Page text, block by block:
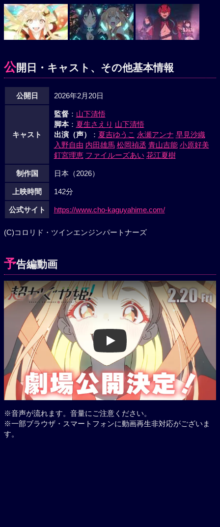
公開日・キャスト、その他基本情報
公開日 2026年2月20日
キャスト
監督： 山下清悟
脚本： 夏生さえり 山下清悟
出演（声）
： 夏吉ゆうこ 永瀬アンナ 早見沙織
入野自由 内田雄馬 松岡禎丞 青山吉能 小原好美
釘宮理恵 ファイルーズあい 花江夏樹
制作国 日本（2026）
上映時間 142分
公式サイト https://www.cho-kaguyahime.com/
(C)コロリド・ツインエンジンパートナーズ
予告編動画
Play
※音声が流れます。音量にご注意ください。
※一部ブラウザ・スマートフォンに動画再生非対応がございま
す。